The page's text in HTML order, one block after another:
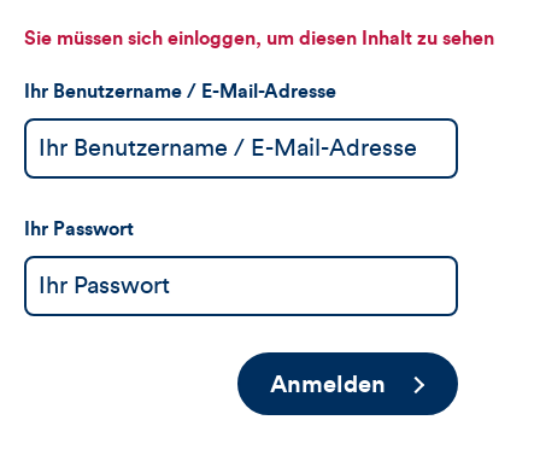
sehen
Sie müssen sich einloggen, um diesen Inhalt zu sehen
Ihr Benutzername / E-Mail-Adresse
Ihr Passwort
Anmelden